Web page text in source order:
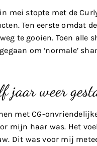
mei stopte met de
Ten eerste omdat
te gooien. Toen alle
om ‘normale’
jaar weer
met CG-
mijn haar was. Het
Dit was voor mij